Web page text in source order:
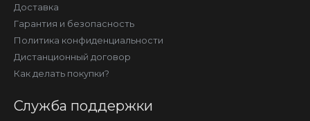
Доставка
Гарантия и безопасность
Политика конфиденциальности
Дистанционный договор
Как делать покупки?
Служба поддержки